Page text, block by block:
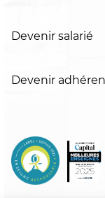
Devenir salarié
Devenir